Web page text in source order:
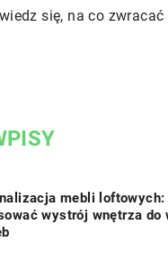
i efektywny
mebli loftowych:
wystrój wnętrza do